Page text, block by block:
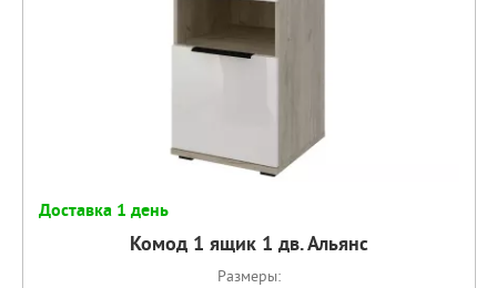
Доставка 1 день
Комод 1 ящик 1 дв. Альянс
Размеры: